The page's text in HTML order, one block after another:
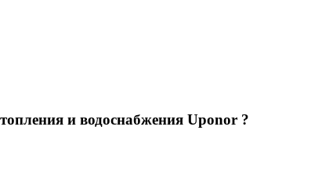
и водоснабжения Uponor ?